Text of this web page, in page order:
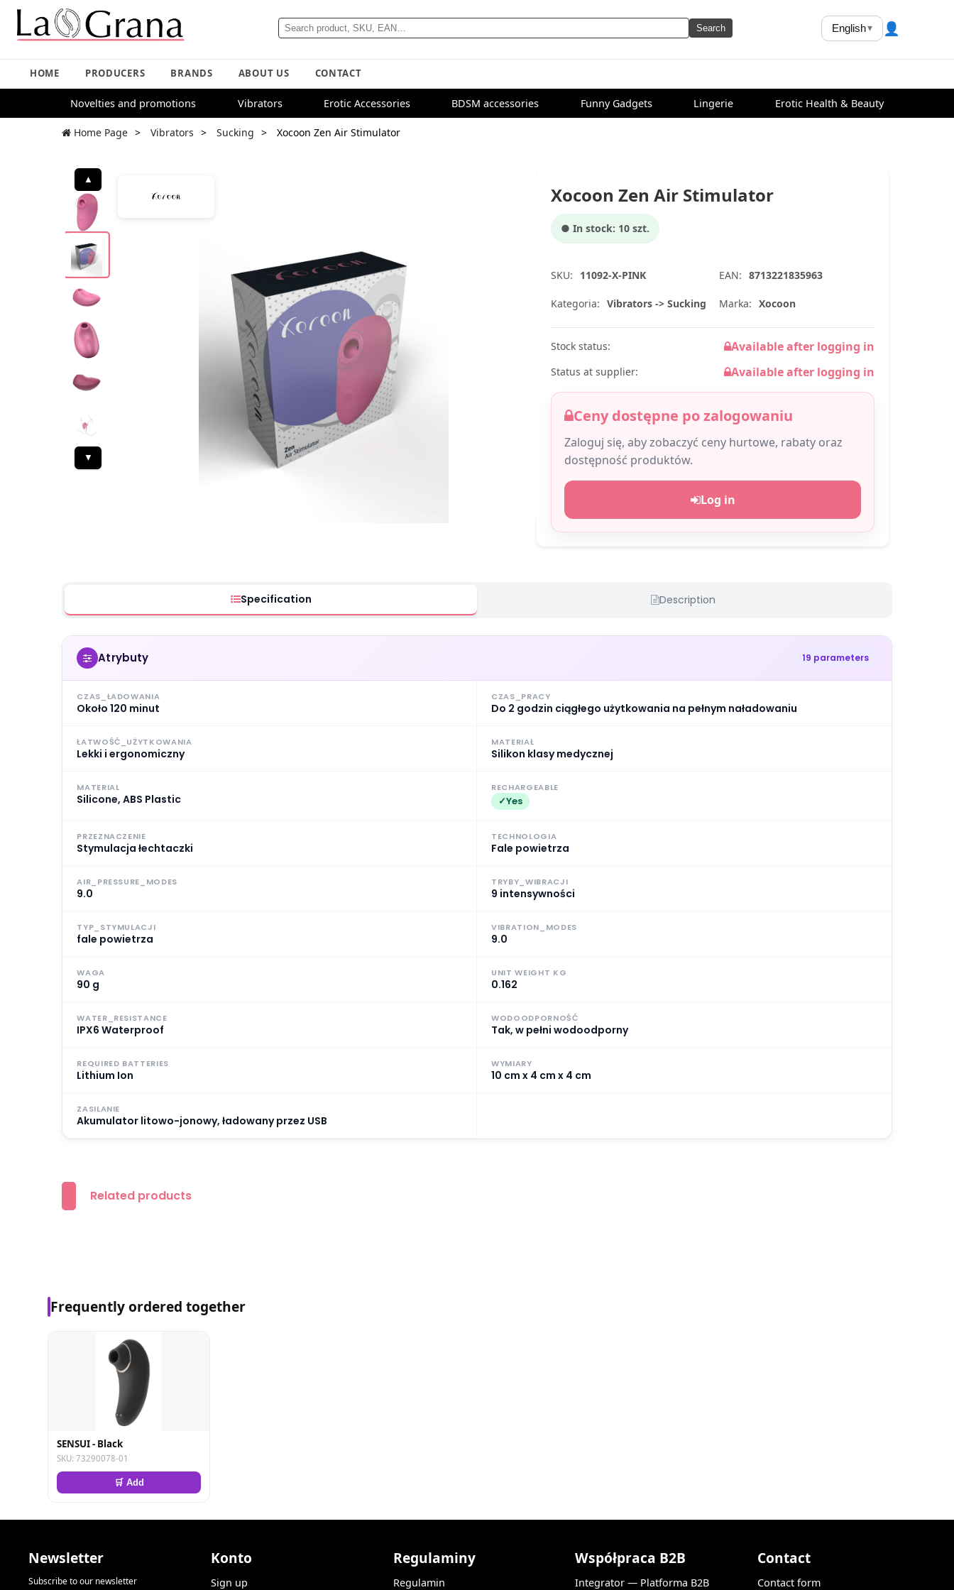
Search English▾ 👤
HOME PRODUCERS BRANDS ABOUT US CONTACT
Novelties and promotions Vibrators Erotic Accessories BDSM accessories Funny Gadgets Lingerie Erotic Health & Beauty
Home Page Vibrators Sucking Xocoon Zen Air Stimulator
▲
▼
Xocoon Zen Air Stimulator
● In stock: 10 szt.
SKU: 11092-X-PINK EAN: 8713221835963
Kategoria: Vibrators -> Sucking Marka: Xocoon
Stock status: Available after logging in
Status at supplier: Available after logging in
Ceny dostępne po zalogowaniu
Zaloguj się, aby zobaczyć ceny hurtowe, rabaty oraz
dostępność produktów.
Log in
Specification Description
Atrybuty 19 parameters
CZAS_ŁADOWANIA
Około 120 minut
CZAS_PRACY
Do 2 godzin ciągłego użytkowania na pełnym naładowaniu
ŁATWOŚĆ_UŻYTKOWANIA
Lekki i ergonomiczny
MATERIAŁ
Silikon klasy medycznej
MATERIAL
Silicone, ABS Plastic
RECHARGEABLE
Yes
PRZEZNACZENIE
Stymulacja łechtaczki
TECHNOLOGIA
Fale powietrza
AIR_PRESSURE_MODES
9.0
TRYBY_WIBRACJI
9 intensywności
TYP_STYMULACJI
fale powietrza
VIBRATION_MODES
9.0
WAGA
90 g
UNIT WEIGHT KG
0.162
WATER_RESISTANCE
IPX6 Waterproof
WODOODPORNOŚĆ
Tak, w pełni wodoodporny
REQUIRED BATTERIES
Lithium Ion
WYMIARY
10 cm x 4 cm x 4 cm
ZASILANIE
Akumulator litowo-jonowy, ładowany przez USB
Related products
Frequently ordered together
SENSUI - Black
SKU: 73290078-01
🛒 Add
Newsletter
Subscribe to our newsletter
Konto
Sign up
Regulaminy
Regulamin
Współpraca B2B
Integrator — Platforma B2B
Contact
Contact form